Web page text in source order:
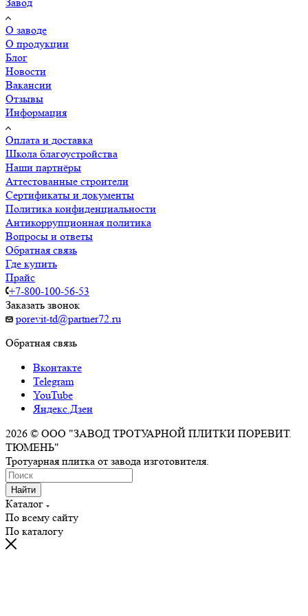
О заводе
О продукции
Блог
Новости
Вакансии
Отзывы
Информация
Оплата и доставка
Школа благоустройства
Наши партнёры
Аттестованные строители
Сертификаты и документы
Политика конфиденциальности
Антикоррупционная политика
Вопросы и ответы
Обратная связь
Где купить
Прайс
+7-800-100-56-53
Заказать звонок
porevit-td@partner72.ru
Обратная связь
Вконтакте
Telegram
YouTube
Яндекс.Дзен
2026 © ООО "ЗАВОД ТРОТУАРНОЙ ПЛИТКИ ПОРЕВИТ.
ТЮМЕНЬ"
Тротуарная плитка от завода изготовителя.
Найти
Каталог
По всему сайту
По каталогу